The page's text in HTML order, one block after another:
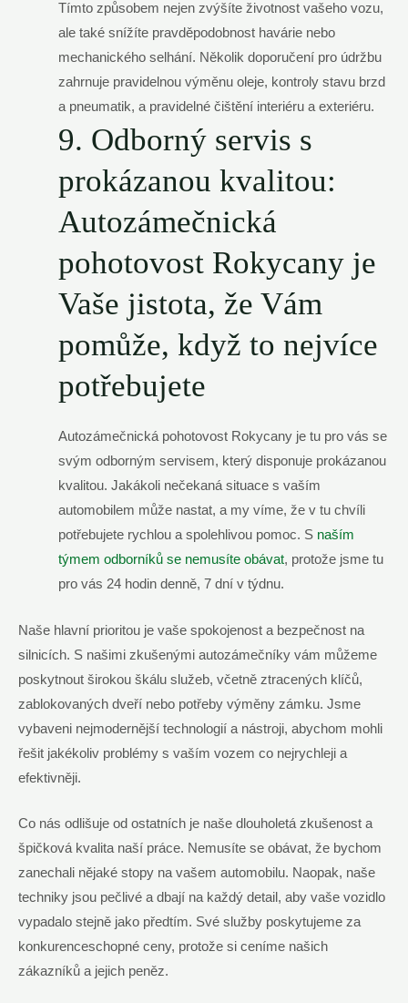
Tímto způsobem nejen zvýšíte životnost vašeho vozu,
ale také snížíte pravděpodobnost havárie nebo
mechanického selhání. Několik doporučení pro údržbu
zahrnuje pravidelnou výměnu oleje, kontroly stavu brzd
a pneumatik, a pravidelné čištění interiéru a exteriéru.
9. Odborný servis s
prokázanou kvalitou:
Autozámečnická
pohotovost Rokycany je
Vaše jistota, že Vám
pomůže, když to nejvíce
potřebujete
Autozámečnická pohotovost Rokycany je tu pro vás se
svým odborným servisem, který disponuje prokázanou
kvalitou. Jakákoli nečekaná situace s vaším
automobilem může nastat, a my víme, že v tu chvíli
potřebujete rychlou a spolehlivou pomoc. S naším
týmem odborníků se nemusíte obávat, protože jsme tu
pro vás 24 hodin denně, 7 dní v týdnu.
Naše hlavní prioritou je vaše spokojenost a bezpečnost na
silnicích. S našimi zkušenými autozámečníky vám můžeme
poskytnout širokou škálu služeb, včetně ztracených klíčů,
zablokovaných dveří nebo potřeby výměny zámku. Jsme
vybaveni nejmodernější technologií a nástroji, abychom mohli
řešit jakékoliv problémy s vaším vozem co nejrychleji a
efektivněji.
Co nás odlišuje od ostatních je naše dlouholetá zkušenost a
špičková kvalita naší práce. Nemusíte se obávat, že bychom
zanechali nějaké stopy na vašem automobilu. Naopak, naše
techniky jsou pečlivé a dbají na každý detail, aby vaše vozidlo
vypadalo stejně jako předtím. Své služby poskytujeme za
konkurenceschopné ceny, protože si ceníme našich
zákazníků a jejich peněz.